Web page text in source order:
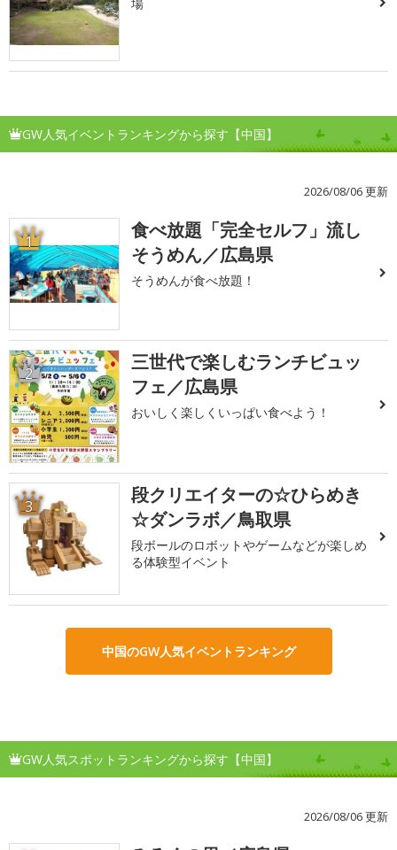
GW人気イベントランキングから探す【中国】
2026/08/06 更新
1
食べ放題「完全セルフ」流し
そうめん／広島県
そうめんが食べ放題！
2
三世代で楽しむランチビュッ
フェ／広島県
おいしく楽しくいっぱい食べよう！
3
段クリエイターの☆ひらめき
☆ダンラボ／鳥取県
段ボールのロボットやゲームなどが楽しめ
る体験型イベント
中国のGW人気イベントランキング
GW人気スポットランキングから探す【中国】
2026/08/06 更新